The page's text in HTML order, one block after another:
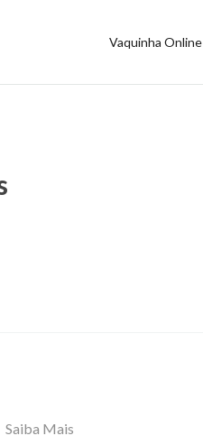
Vaquinha Online
Saiba Mais